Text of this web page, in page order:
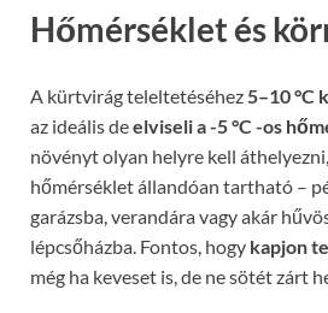
Hőmérséklet és
A kürtvirág teleltetéséhez5–10 °C
az ideális deelviseli a -5 °C -os
növényt olyan helyre kell
hőmérséklet állandóan tartható –
garázsba, verandára vagy akár
lépcsőházba. Fontos, hogy kapjon
még ha keveset is, de ne sötét zárt